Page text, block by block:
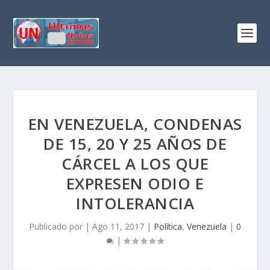
EN VENEZUELA, CONDENAS
DE 15, 20 Y 25 AÑOS DE
CÁRCEL A LOS QUE
EXPRESEN ODIO E
INTOLERANCIA
Publicado por | Ago 11, 2017 | Política, Venezuela | 0
|